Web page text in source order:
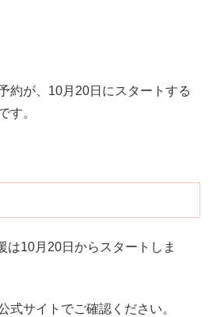
約が、10月20日にスタートする
す。
は10月20日からスタートしま
式サイトでご確認ください。